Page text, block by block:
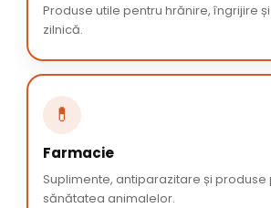
Produse utile pentru hrănire, îngrijire
zilnică.
💊
Farmacie
Suplimente, antiparazitare și produse
sănătatea animalelor.